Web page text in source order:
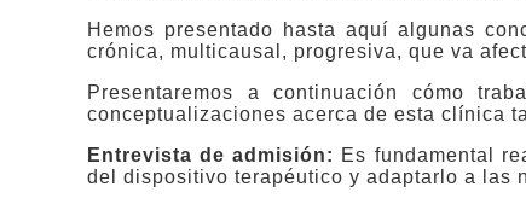
Hemos presentado hasta aquí algunas
crónica, multicausal, progresiva, que va
Presentaremos a continuación cómo
conceptualizaciones acerca de esta clínica
Entrevista de admisión: Es fundamental
del dispositivo terapéutico y adaptarlo a las